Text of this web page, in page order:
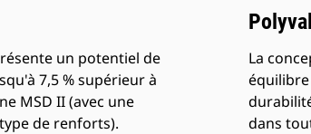
un potentiel de
7,5 % supérieur à
MSD II (avec une
de renforts).
La
dans